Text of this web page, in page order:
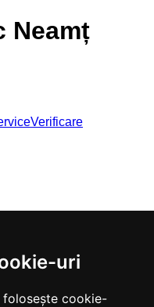
uri
cookie-
Neamț
Verificare